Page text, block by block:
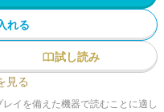
れる
試し読み
見る
イを備えた機器で読むことに適し